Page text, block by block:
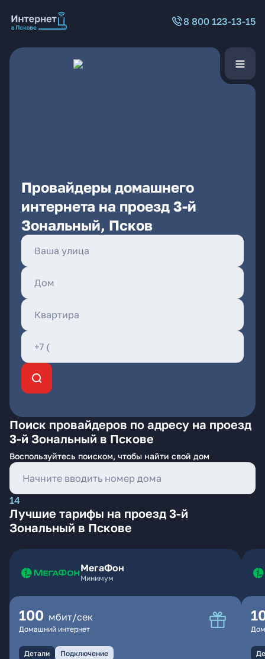
8 800 123-13-15
Провайдеры домашнего
интернета на проезд 3-й
Зональный, Псков
Поиск провайдеров по адресу на проезд
3-й Зональный в Пскове
Воспользуйтесь поиском, чтобы найти свой дом
14
Лучшие тарифы на проезд 3-й
Зональный в Пскове
МегаФон
Минимум
100 мбит/сек
Домашний интернет
Детали Подключение